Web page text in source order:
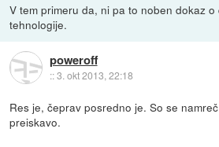
V tem primeru da, ni pa to noben dokaz
tehnologije.
poweroff
::3. okt 2013, 22:18
Res je, čeprav posredno je. So se
preiskavo.